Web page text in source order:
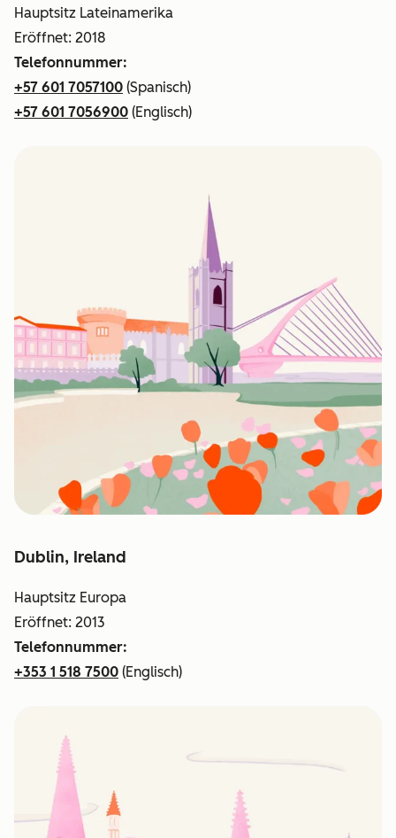
Hauptsitz Lateinamerika
Eröffnet: 2018
Telefonnummer:
+57 601 7057100 (Spanisch)
+57 601 7056900 (Englisch)
Dublin, Ireland
Hauptsitz Europa
Eröffnet: 2013
Telefonnummer:
+353 1 518 7500 (Englisch)